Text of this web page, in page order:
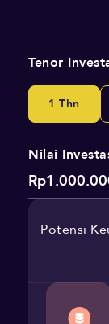
Tenor
1 Thn
Nilai
Potensi